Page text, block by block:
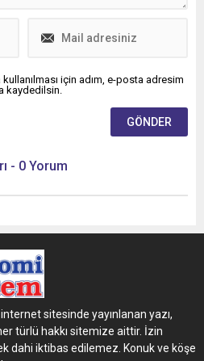
için adım, e-posta adresim
kaydedilsin.
- 0 Yorum
sitesinde yayınlanan yazı,
türlü hakkı sitemize aittir. İzin
dahi iktibas edilemez. Konuk ve köşe